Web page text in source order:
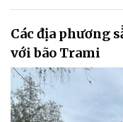
Các địa phương
với bão Trami